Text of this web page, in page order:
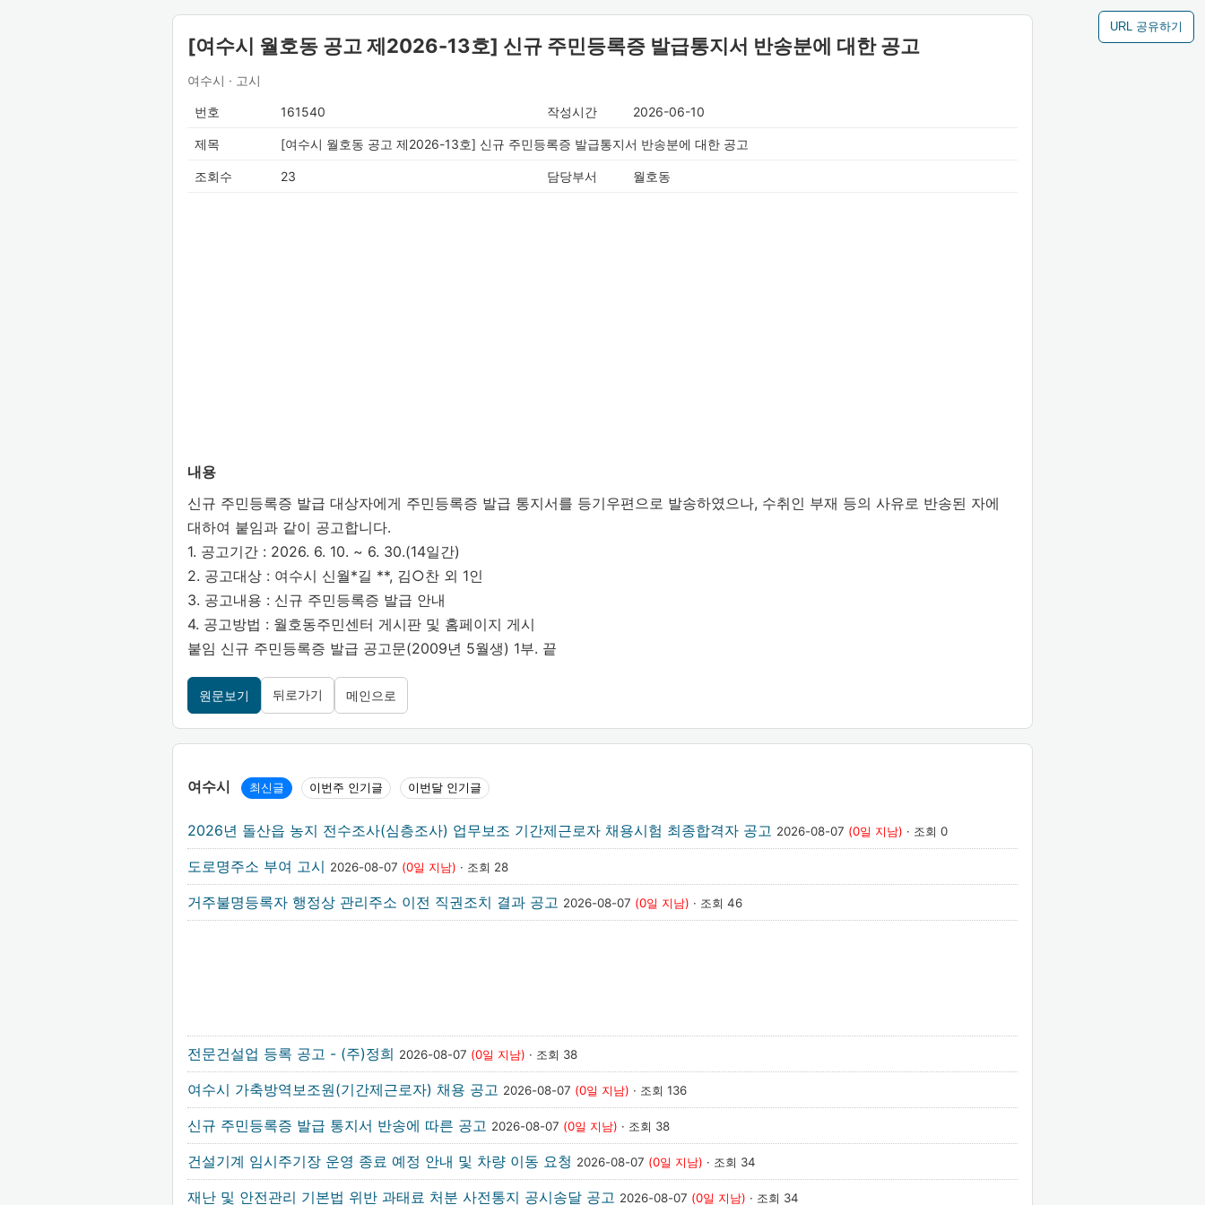
URL 공유하기
[여수시 월호동 공고 제2026-13호] 신규 주민등록증 발급통지서 반송분에 대한 공고
여수시 · 고시
번호 161540 작성시간 2026-06-10
제목 [여수시 월호동 공고 제2026-13호] 신규 주민등록증 발급통지서 반송분에 대한 공고
조회수 23 담당부서 월호동
내용
신규 주민등록증 발급 대상자에게 주민등록증 발급 통지서를 등기우편으로 발송하였으나, 수취인 부재 등의 사유로 반송된 자에
대하여 붙임과 같이 공고합니다.
1. 공고기간 : 2026. 6. 10. ~ 6. 30.(14일간)
2. 공고대상 : 여수시 신월*길 **, 김○찬 외 1인
3. 공고내용 : 신규 주민등록증 발급 안내
4. 공고방법 : 월호동주민센터 게시판 및 홈페이지 게시
붙임 신규 주민등록증 발급 공고문(2009년 5월생) 1부. 끝
원문보기 뒤로가기 메인으로
여수시 최신글 이번주 인기글 이번달 인기글
2026년 돌산읍 농지 전수조사(심층조사) 업무보조 기간제근로자 채용시험 최종합격자 공고 2026-08-07 (0일 지남) · 조회 0
도로명주소 부여 고시 2026-08-07 (0일 지남) · 조회 28
거주불명등록자 행정상 관리주소 이전 직권조치 결과 공고 2026-08-07 (0일 지남) · 조회 46
전문건설업 등록 공고 - (주)정희 2026-08-07 (0일 지남) · 조회 38
여수시 가축방역보조원(기간제근로자) 채용 공고 2026-08-07 (0일 지남) · 조회 136
신규 주민등록증 발급 통지서 반송에 따른 공고 2026-08-07 (0일 지남) · 조회 38
건설기계 임시주기장 운영 종료 예정 안내 및 차량 이동 요청 2026-08-07 (0일 지남) · 조회 34
재난 및 안전관리 기본법 위반 과태료 처분 사전통지 공시송달 공고 2026-08-07 (0일 지남) · 조회 34